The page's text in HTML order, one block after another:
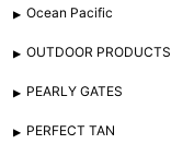
Ocean Pacific
OUTDOOR PRODUCTS
PEARLY GATES
PERFECT TAN